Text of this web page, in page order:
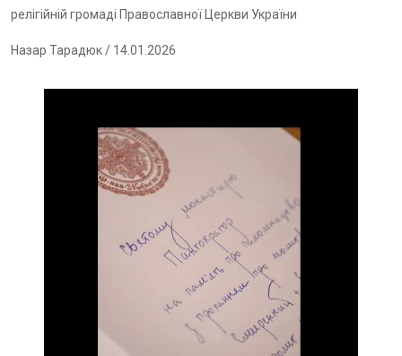
релігійній громаді Православної Церкви України
Назар Тарадюк/ 14.01.2026